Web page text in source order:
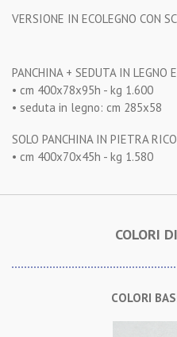
VERSIONE IN ECOLEGNO CON
PANCHINA + SEDUTA IN LEGNO
• cm 400x78x95h - kg 1.600
• seduta in legno: cm 285x58
SOLO PANCHINA IN PIETRA
• cm 400x70x45h - kg 1.580
COLORI
COLORI